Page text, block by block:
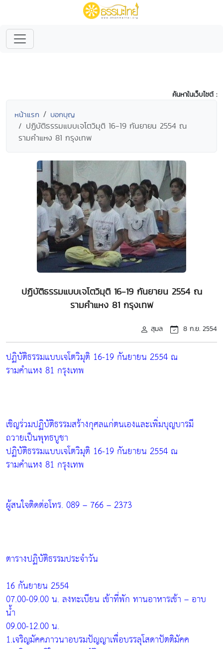
ค้นหาในเว็บไซต์ :
หน้าแรก บอกบุญ
ปฏิบัติธรรมแบบเจโตวิมุติ 16-19 กันยายน 2554 ณ
รามคำแหง 81 กรุงเทพ
ปฏิบัติธรรมแบบเจโตวิมุติ 16-19 กันยายน 2554 ณ
รามคำแหง 81 กรุงเทพ
สุมล 8 ก.ย. 2554
ปฏิบัติธรรมแบบเจโตวิมุติ 16-19 กันยายน 2554 ณ
รามคำแหง 81 กรุงเทพ
เชิญร่วมปฏิบัติธรรมสร้างกุศลแก่ตนเองและเพิ่มบุญบารมี
ถวายเป็นพุทธบูชา
ปฏิบัติธรรมแบบเจโตวิมุติ 16-19 กันยายน 2554 ณ
รามคำแหง 81 กรุงเทพ
ผู้สนใจติดต่อโทร. 089 – 766 – 2373
ตารางปฏิบัติธรรมประจำวัน
16 กันยายน 2554
07.00-09.00 น. ลงทะเบียน เข้าที่พัก ทานอาหารเช้า – อาบ
น้ำ
09.00-12.00 น.
1.เจริญมัคคภาวนาอบรมปัญญาเพื่อบรรลุโสดาปัตติมัคค